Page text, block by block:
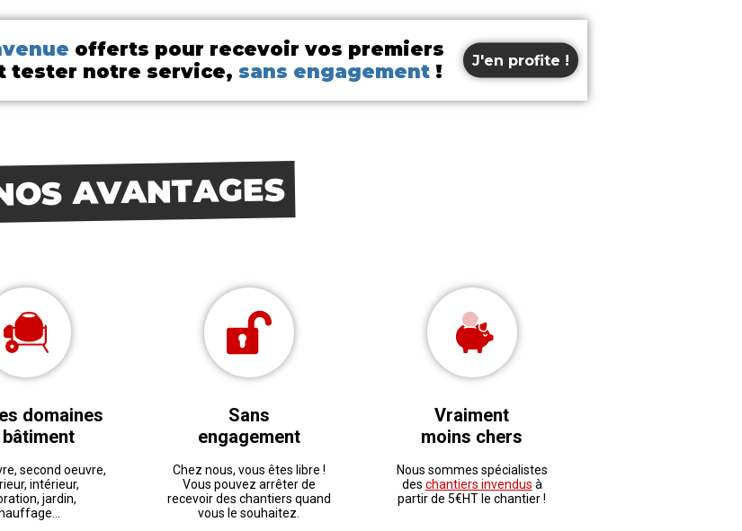
offerts pour recevoir vos premiers
tester notre service, sans engagement ! J'en profite !
AVANTAGES
domaines
second oeuvre,
intérieur,
jardin,
Sans
engagement
Chez nous, vous êtes libre !
Vous pouvez arrêter de
recevoir des chantiers quand
vous le souhaitez.
Vraiment
moins chers
Nous sommes spécialistes
des chantiers invendus à
partir de 5€HT le chantier !